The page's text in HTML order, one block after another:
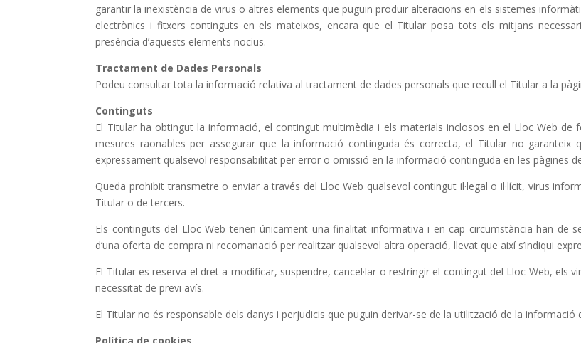
garantir la inexistència de virus o altres elements que puguin produir alteracions en els sistemes
electrònics i fitxers continguts en els mateixos, encara que el Titular posa tots els mitjans
presència d’aquests elements nocius.
Tractament de Dades Personals
Podeu consultar tota la informació relativa al tractament de dades personals que recull el Titular a la
Continguts
El Titular ha obtingut la informació, el contingut multimèdia i els materials inclosos en el Lloc Web
mesures raonables per assegurar que la informació continguda és correcta, el Titular no garanteix
expressament qualsevol responsabilitat per error o omissió en la informació continguda en les pàgines
Queda prohibit transmetre o enviar a través del Lloc Web qualsevol contingut il·legal o il·lícit, virus
Titular o de tercers.
Els continguts del Lloc Web tenen únicament una finalitat informativa i en cap circumstància han de
d’una oferta de compra ni recomanació per realitzar qualsevol altra operació, llevat que així s’indiqui
El Titular es reserva el dret a modificar, suspendre, cancel·lar o restringir el contingut del Lloc Web, els
necessitat de previ avís.
El Titular no és responsable dels danys i perjudicis que puguin derivar-se de la utilització de la informació
Política de cookies